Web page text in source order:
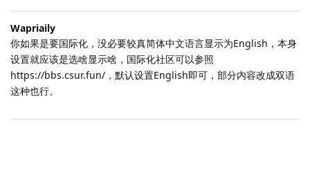
Wapriaily
你如果是要国际化，没必要较真简体中文语言显示为English，本身
设置就应该是选啥显示啥，国际化社区可以参照
https://bbs.csur.fun/，默认设置English即可，部分内容改成双语
这种也行。